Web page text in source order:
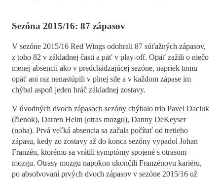
Sezóna 2015/16: 87 zápasov
V sezóne 2015/16 Red Wings odohrali 87 súťažných zápasov,
z toho 82 v základnej časti a päť v play-off. Opäť zažili o niečo
menej absencií ako v predchádzajúcej sezóne, napriek tomu
opäť ani raz nenastúpili v plnej sile a v každom zápase im
chýbal aspoň jeden hráč základnej zostavy.
V úvodných dvoch zápasoch sezóny chýbalo trio Pavel Daciuk
(členok), Darren Helm (otras mozgu), Danny DeKeyser
(noha). Prvá veľká absencia sa začala počítať od tretieho
zápasu, kedy zo zostavy až do konca sezóny vypadol Johan
Franzén, ktorému sa vrátili symptómy spojené s otrasom
mozgu. Otrasy mozgu napokon ukončili Franzénovu kariéru,
po absolvovaní prvých dvoch zápasov v sezóne 2015/16 už